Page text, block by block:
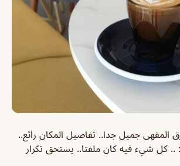
جميل جدا.. تفاصيل المكان رائع..
.. كل شيء فيه كان ملفتا.. يستحق تكرار